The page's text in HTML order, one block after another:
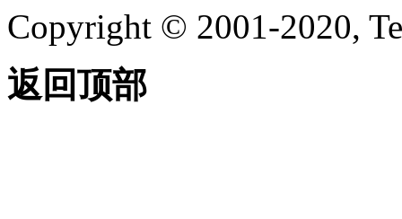
Copyright © 2001-2020,
返回顶部